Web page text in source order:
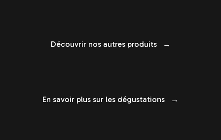
Découvrir nos autres produits →
En savoir plus sur les dégustations →